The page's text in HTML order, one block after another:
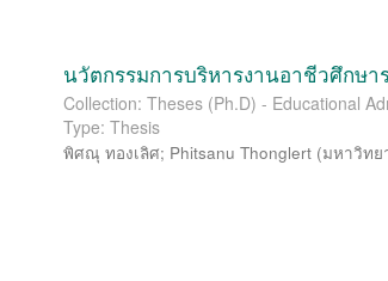
นวัตกรรมการบริหารงานอาชีวศึกษ
Collection: Theses (Ph.D) - Educational
Type: Thesis
พิศณุ ทองเลิศ; Phitsanu Thonglert (มหาวิทย